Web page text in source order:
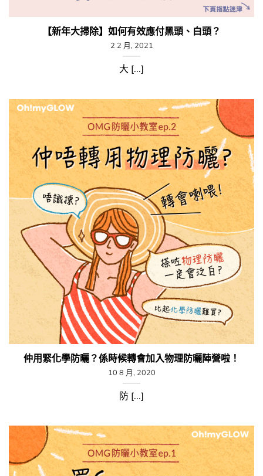
【新年大掃除】如何有效應付黑頭、白頭？
2 2 月, 2021
大 [...]
仲用緊化學防曬？係時候轉會加入物理防曬陣營啦！
10 8 月, 2020
防 [...]